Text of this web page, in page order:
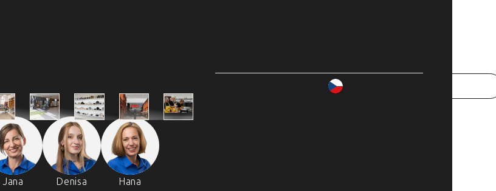
Jana Denisa Hana
Praha
Holešovická
tržnice
Praha
Retail Park
Štěrboholy
Outlet
Praha
Brno
Náměstí
Svobody
www.chefshop.cz